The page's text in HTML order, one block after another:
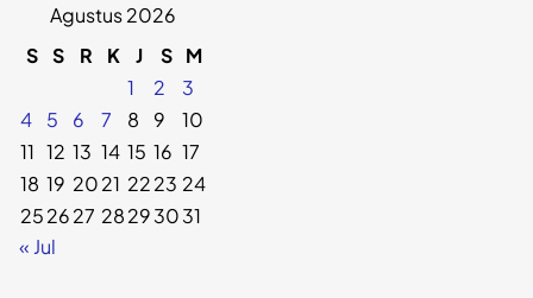
Agustus 2026
S S R K J S M
1
2
3
4
5 6 7 8 9
10
11 12 13 14 15 16 17
18 19 2021 2223 24
252627 28293031
« Jul